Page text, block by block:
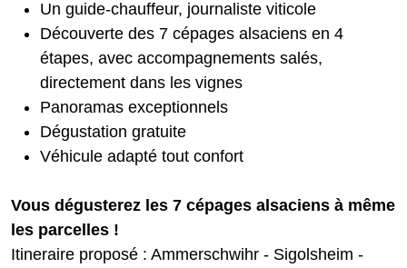
Un guide-chauffeur, journaliste viticole
Découverte des 7 cépages alsaciens en 4
étapes, avec accompagnements salés,
directement dans les vignes
Panoramas exceptionnels
Dégustation gratuite
Véhicule adapté tout confort
Vous dégusterez les 7 cépages alsaciens à même
les parcelles !
Itineraire proposé : Ammerschwihr - Sigolsheim -